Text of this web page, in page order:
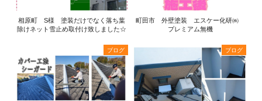
相原町 S様 塗装だけでなく落ち葉
除けネット雪止め取付け致しました☆
町田市 外壁塗装 エスケー化研㈱
プレミアム無機
ブログ ブログ